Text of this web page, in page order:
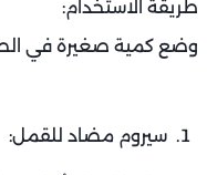
طريقة الاستخدام:
وضع كمية صغيرة في
سيروم مضاد للقمل: